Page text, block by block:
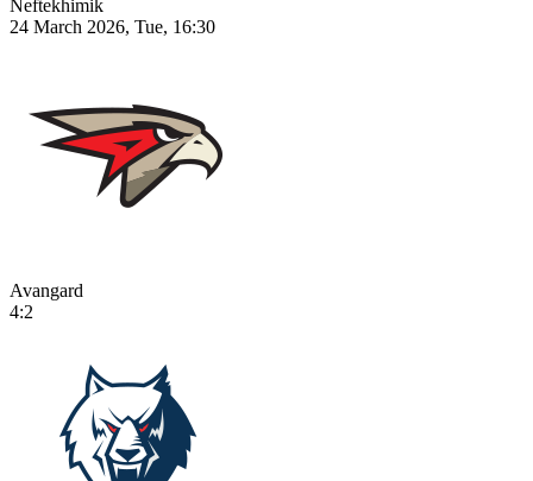
Neftekhimik
24 March 2026, Tue, 16:30
Avangard
4:2